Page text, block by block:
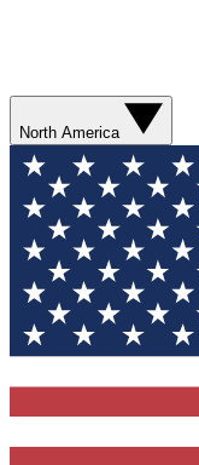
North America